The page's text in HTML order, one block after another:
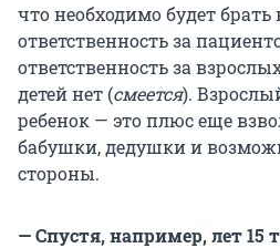
что необходимо будет брать
ответственность за
ответственность за
детей нет (смеется).
ребенок — это плюс еще
бабушки, дедушки и
стороны.
— Спустя, например, лет 15